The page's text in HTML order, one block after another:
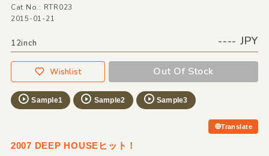
Cat No.: RTR023
2015-01-21
12inch ---- JPY
Wishlist Out Of Stock
Sample1 Sample2 Sample3
Translate
2007 DEEP HOUSEヒット！